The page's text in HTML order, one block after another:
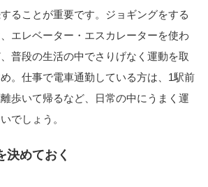
ることが重要です。ジョギングをする
エレベーター・エスカレーターを使わ
普段の生活の中でさりげなく運動を取
。仕事で電車通勤している方は、1駅前
歩いて帰るなど、日常の中にうまく運
でしょう。
決めておく